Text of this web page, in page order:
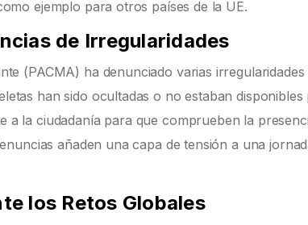
ejemplo para otros países de la UE.
de Irregularidades
(PACMA) ha denunciado varias irregularidades
han sido ocultadas o no estaban disponibles
la ciudadanía para que comprueben la
añaden una capa de tensión a una
los Retos Globales